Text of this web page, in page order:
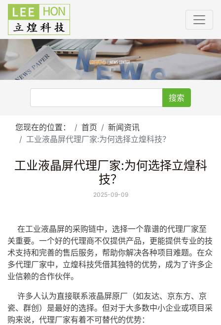
搜索
您现在的位置： 首页
新闻资讯
工业液晶屏代理厂家:为何选择立煌科技？
工业液晶屏代理厂家:为何选择立煌科
技？
2025-09-09
在工业液晶屏的采购链中，选择一个靠谱的代理厂家至
关重要。一个好的代理商不仅提供产品，更能提供专业的技
术支持和完善的售后服务，帮助你解决各种项目难题。在众
多代理厂家中，立煌科技凭借其独特的优势，成为了许多企
业信赖的合作伙伴。
许多人认为直接联系液晶屏原厂（如友达、京东方、京
瓷、群创）是最好的选择。但对于大多数中小企业或项目采
购来说，代理厂家有着不可替代的优势：